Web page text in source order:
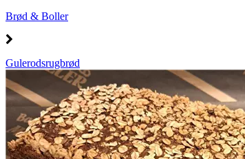
Brød & Boller
Gulerodsrugbrød